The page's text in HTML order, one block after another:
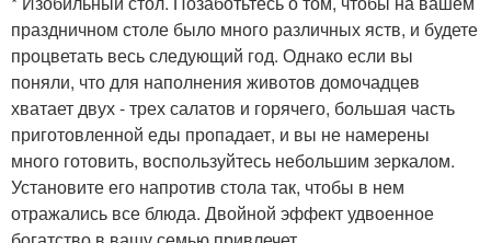
праздничном столе было много различных яств, и будете
процветать весь следующий год. Однако если вы
поняли, что для наполнения животов домочадцев
хватает двух - трех салатов и горячего, большая часть
приготовленной еды пропадает, и вы не намерены
много готовить, воспользуйтесь небольшим зеркалом.
Установите его напротив стола так, чтобы в нем
отражались все блюда. Двойной эффект удвоенное